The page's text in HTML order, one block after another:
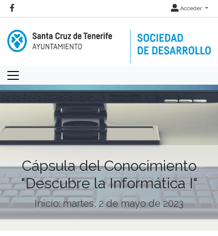
Acceder
Cápsula del Conocimiento
"Descubre la Informática I"
Inicio: martes, 2 de mayo de 2023